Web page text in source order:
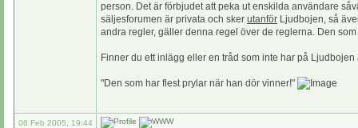
person. Det är förbjudet att peka ut enskilda användare
säljesforumen är privata och sker utanför Ljudbojen, så
andra regler, gäller denna regel över de reglerna. Den
Finner du ett inlägg eller en tråd som inte har på
"Den som har flest prylar när han dör vinner!"
06 Feb 2005, 19:44